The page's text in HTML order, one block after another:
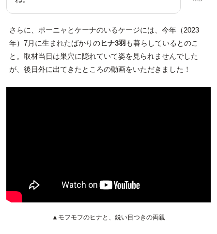
さらに、ポーニャとケーナのいるケージには、今年（2023
年）7月に生まれたばかりのヒナ3羽 も暮らしているとのこ
と。取材当日は巣穴に隠れていて姿を見られませんでした
が、後日外に出てきたところの動画をいただきました！
▲モフモフのヒナと、鋭い目つきの両親